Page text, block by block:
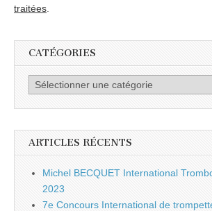
traitées
CATÉGORIES
Catégories
ARTICLES RÉCENTS
Michel BECQUET International
2023
7e Concours International de